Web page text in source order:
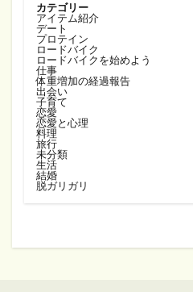
カテゴリー
アイテム紹介
デート
プロテイン
ロードバイク
ロードバイクを始めよう
仕事
体重増加の経過報告
出会い
子育て
恋愛
恋愛と心理
料理
旅行
未分類
生活
結婚
脱ガリガリ